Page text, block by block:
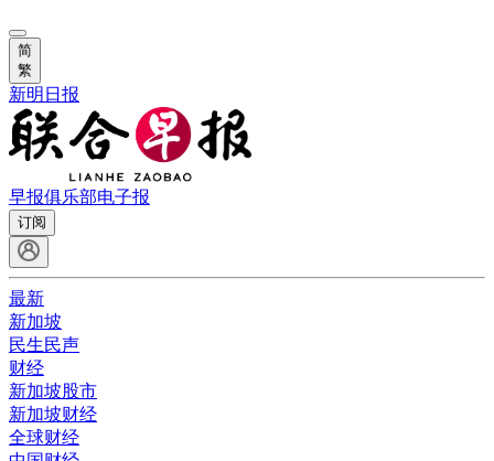
简
繁
新明日报
早报俱乐部电子报
订阅
最新
新加坡
民生民声
财经
新加坡股市
新加坡财经
全球财经